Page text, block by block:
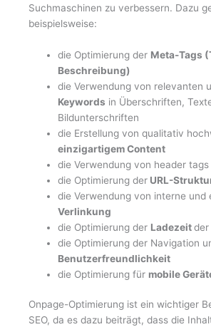
Suchmaschinen zu verbessern. Dazu
beispielsweise:
die Optimierung der Meta-Tags
Beschreibung)
die Verwendung von relevanten
Keywords in Überschriften,
Bildunterschriften
die Erstellung von qualitativ
einzigartigem Content
die Verwendung von header tags
die Optimierung der URL-
die Verwendung von interne und
Verlinkung
die Optimierung der Ladezeitder
die Optimierung der Navigation
Benutzerfreundlichkeit
die Optimierung für mobile
Onpage-Optimierung ist ein wichtiger
SEO, da es dazu beiträgt, dass die